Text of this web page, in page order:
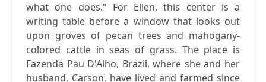
what one does." For Ellen, this center is a
writing table before a window that looks out
upon groves of pecan trees and mahogany-
colored cattle in seas of grass. The place is
Fazenda Pau D'Alho, Brazil, where she and her
husband, Carson, have lived and farmed since